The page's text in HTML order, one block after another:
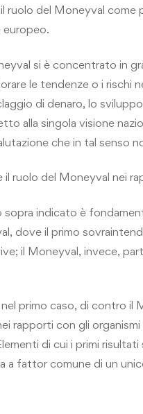
ruolo del Moneyval
europeo.
si è concentrato in
le tendenze o i rischi
di denaro, lo
alla singola visione
che in tal senso
il ruolo del Moneyval nei
sopra indicato è
dove il primo
il Moneyval, invece,
primo caso, di contro il
rapporti con gli
di cui i primi
a fattor comune di un